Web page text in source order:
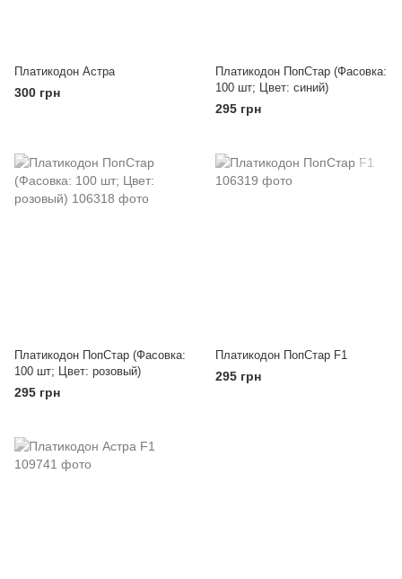
Платикодон Астра
300 грн
Платикодон ПопСтар (Фасовка:
100 шт; Цвет: синий)
295 грн
Платикодон ПопСтар (Фасовка:
100 шт; Цвет: розовый)
295 грн
Платикодон ПопСтар F1
295 грн